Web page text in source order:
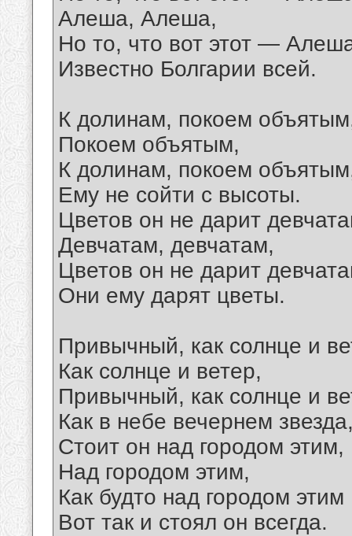
Алеша, Алеша,
Но то, что вот этот —
Известно Болгарии всей.
К долинам, покоем
Покоем объятым,
К долинам, покоем
Ему не сойти с высоты.
Цветов он не дарит
Девчатам, девчатам,
Цветов он не дарит
Они ему дарят цветы.
Привычный, как солнце и
Как солнце и ветер,
Привычный, как солнце и
Как в небе вечернем
Стоит он над городом этим,
Над городом этим,
Как будто над городом этим
Вот так и стоял он всегда.